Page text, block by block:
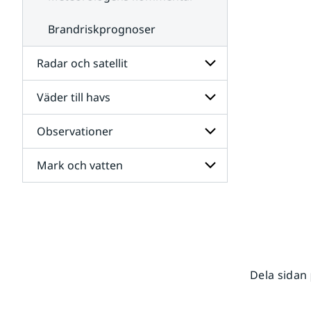
Brandriskprognoser
Radar och satellit
Undersidor
för
Radar
och
satellit
Väder till havs
Undersidor
för
Väder
till
havs
Observationer
Undersidor
för
Mark och vatten
Dela sidan